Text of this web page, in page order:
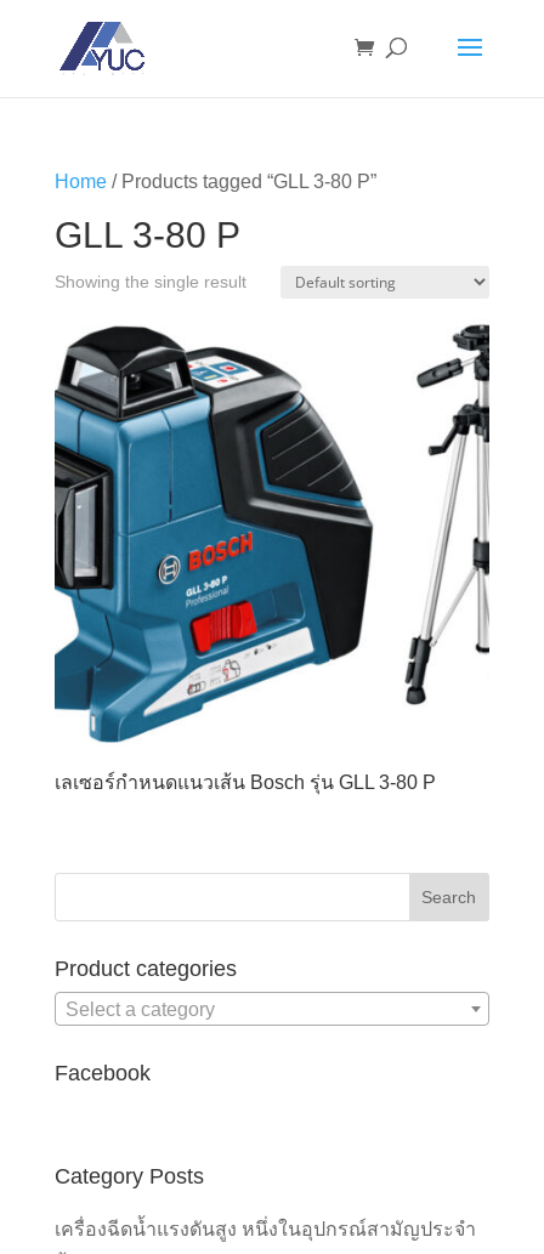
Home/ Products tagged “GLL 3-80 P”
GLL 3-80 P
Showing the single result
เลเซอร์กำหนดแนวเส้น Bosch รุ่น GLL 3-80 P
Product categories
Select a category
Facebook
Category Posts
เครื่องฉีดน้ำแรงดันสูง หนึ่งในอุปกรณ์สามัญประจำ